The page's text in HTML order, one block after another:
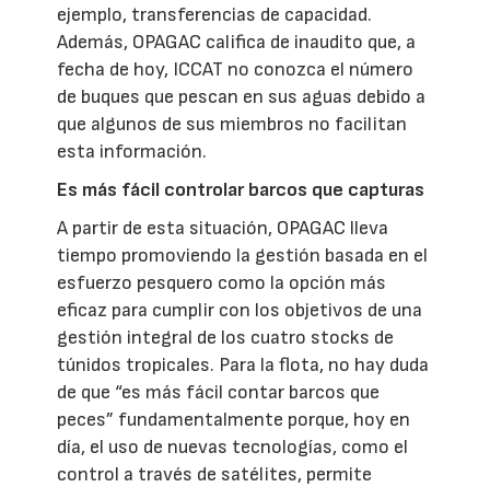
ejemplo, transferencias de capacidad.
Además, OPAGAC califica de inaudito que, a
fecha de hoy, ICCAT no conozca el número
de buques que pescan en sus aguas debido a
que algunos de sus miembros no facilitan
esta información.
Es más fácil controlar barcos que capturas
A partir de esta situación, OPAGAC lleva
tiempo promoviendo la gestión basada en el
esfuerzo pesquero como la opción más
eficaz para cumplir con los objetivos de una
gestión integral de los cuatro stocks de
túnidos tropicales. Para la flota, no hay duda
de que “es más fácil contar barcos que
peces” fundamentalmente porque, hoy en
día, el uso de nuevas tecnologías, como el
control a través de satélites, permite